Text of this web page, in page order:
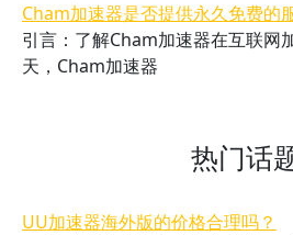
Cham加速器是否提供永久免费的
引言：了解Cham加速器在互联网
天，Cham加速器
热门话
UU加速器海外版的价格合理吗？